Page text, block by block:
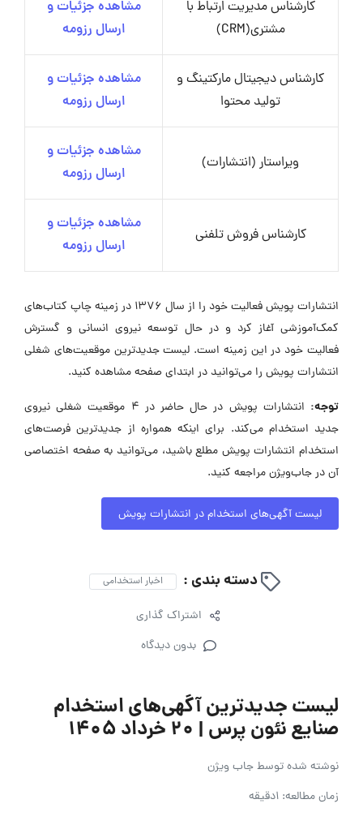
کارشناس مدیریت ارتباط با
مشتری(CRM)
مشاهده جزئیات و
ارسال رزومه
کارشناس دیجیتال مارکتینگ و
تولید محتوا
مشاهده جزئیات و
ارسال رزومه
ویراستار (انتشارات)
مشاهده جزئیات و
ارسال رزومه
کارشناس فروش تلفنی
مشاهده جزئیات و
ارسال رزومه
انتشارات پویش فعالیت خود را از سال 1376 در زمینه چاپ کتاب‌های
کمک‌آموزشی آغاز کرد و در حال توسعه نیروی انسانی و گسترش
فعالیت خود در این زمینه است. لیست جدیدترین موقعیت‌های شغلی
انتشارات پویش را می‌توانید در ابتدای صفحه مشاهده کنید.
توجه:
انتشارات پویش در حال حاضر در ۴ موقعیت شغلی نیروی
جدید استخدام می‌کند. برای اینکه همواره از جدیدترین فرصت‌های
استخدام انتشارات پویش مطلع باشید، می‌توانید به صفحه اختصاصی
آن در جاب‌ویژن مراجعه کنید.
لیست آگهی‌های استخدام در انتشارات پویش
دسته بندی : اخبار استخدامی
اشتراک گذاری
بدون دیدگاه
لیست جدیدترین آگهی‌های استخدام
صنایع نئون پرس | ۲۰ خرداد ۱۴۰۵
نوشته شده توسطجاب ویژن
زمان مطالعه: 1دقیقه